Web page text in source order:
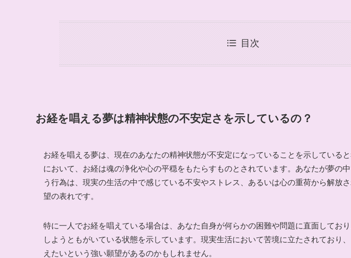
目次
お経を唱える夢は精神状態の不安定さを示しているの？
お経を唱える夢は、現在のあなたの精神状態が不安定になっていることを示している
において、お経は魂の浄化や心の平穏をもたらすものとされています。あなたが夢の
う行為は、現実の生活の中で感じている不安やストレス、あるいは心の重荷から解放
望の表れです。
特に一人でお経を唱えている場合は、あなた自身が何らかの困難や問題に直面してお
しようともがいている状態を示しています。現実生活において苦境に立たされており
えたいという強い願望があるのかもしれません。